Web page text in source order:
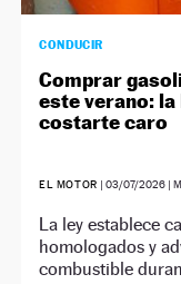
CONDUCIR
Comprar
este verano: la
costarte caro
EL MOTOR | 03/07/2026|
La ley establece
homologados y
combustible